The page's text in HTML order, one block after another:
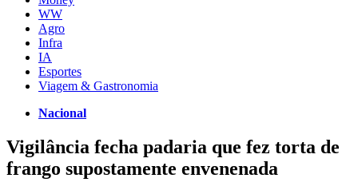
WW
Agro
Infra
IA
Esportes
Viagem & Gastronomia
Nacional
Vigilância fecha padaria que fez torta de
frango supostamente envenenada